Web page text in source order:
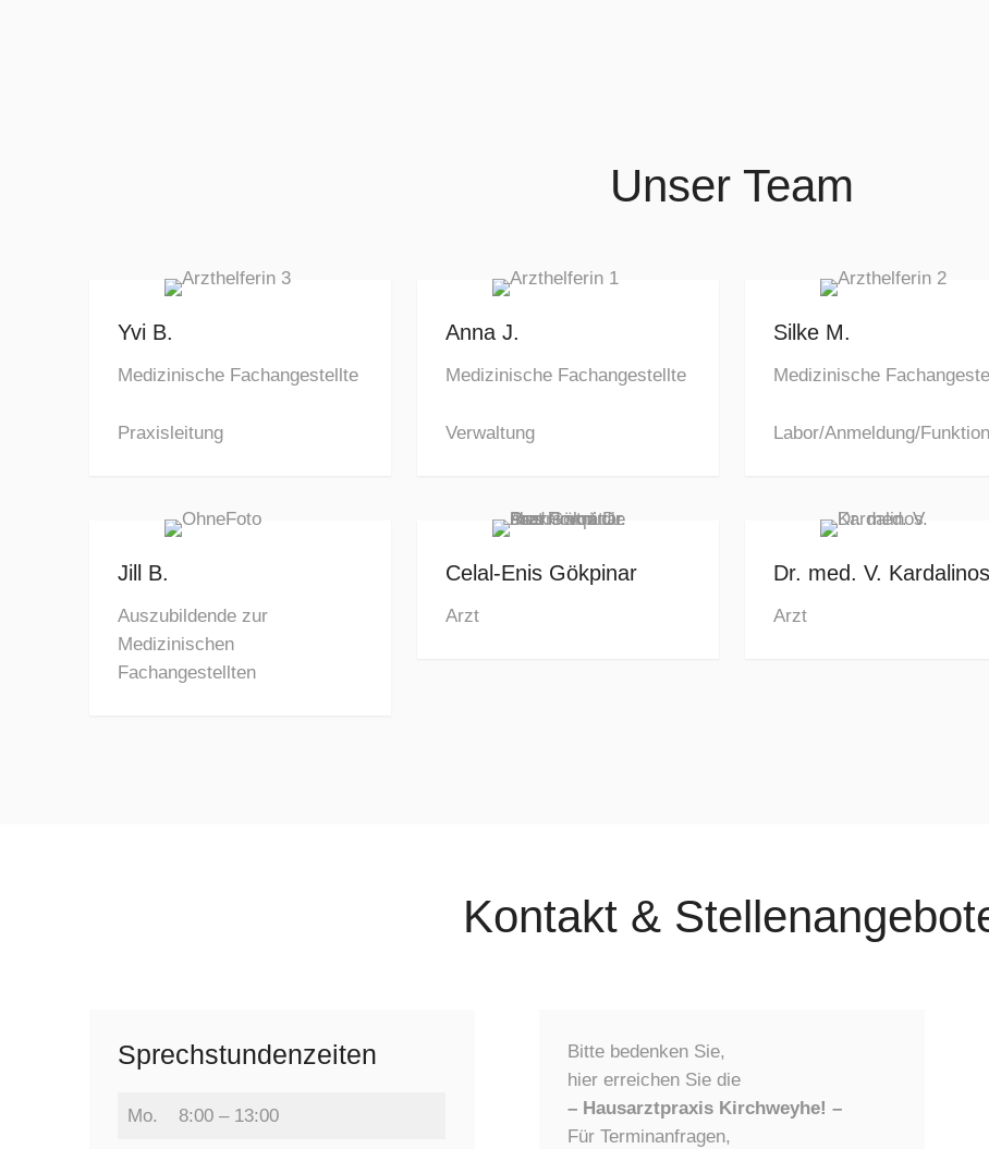
Unser Team
Yvi B.
Medizinische Fachangestellte
Praxisleitung
Anna J.
Medizinische Fachangestellte
Verwaltung
Silke M.
Medizinische
Labor/Anmeldung/
Jill B.
Auszubildende zur
Medizinischen
Fachangestellten
Celal-Enis Gökpinar
Arzt
Dr. med. V. Kardalinos
Arzt
Kontakt &
Sprechstundenzeiten
Mo. 8:00 – 13:00
Bitte bedenken Sie,
hier erreichen Sie die
– Hausarztpraxis Kirchweyhe! –
Für Terminanfragen,